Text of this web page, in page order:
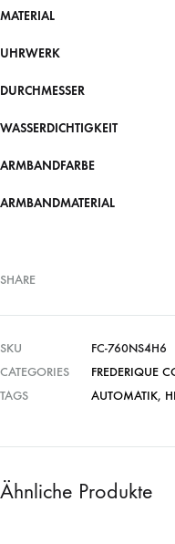
MATERIAL
UHRWERK
DURCHMESSER
WASSERDICHTIGKEIT
ARMBANDFARBE
ARMBANDMATERIAL
SHARE
SKU
FC-760NS4H6
CATEGORIES
FREDERIQUE
TAGS
AUTOMATIK,
Ähnliche Produkte